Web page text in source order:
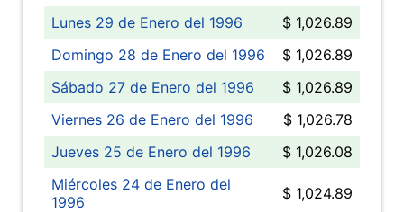
Lunes 29 de Enero del 1996
$ 1,026.89
Domingo 28 de Enero del 1996
$ 1,026.89
Sábado 27 de Enero del 1996
$ 1,026.89
Viernes 26 de Enero del 1996
$ 1,026.78
Jueves 25 de Enero del 1996
$ 1,026.08
Miércoles 24 de Enero del
1996
$ 1,024.89